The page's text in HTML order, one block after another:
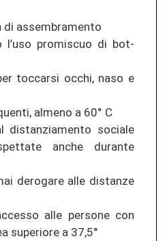
di as­sem­bra­men­to
l’uso pro­mis­cuo di bot­
toc­car­si occhi, naso e
al­me­no a 60° C
di­stan­zia­men­to so­cia­le
anche du­ran­te
de­ro­ga­re alle di­stan­ze
alle per­so­ne con
su­pe­rio­re a 37,5°